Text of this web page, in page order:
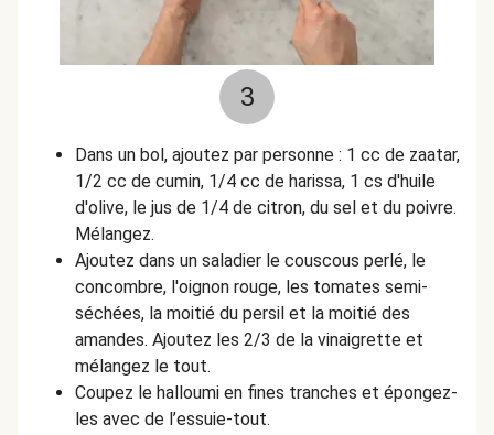
3
Dans un bol, ajoutez par personne : 1 cc de zaatar,
1/2 cc de cumin, 1/4 cc de harissa, 1 cs d'huile
d'olive, le jus de 1/4 de citron, du sel et du poivre.
Mélangez.
Ajoutez dans un saladier le couscous perlé, le
concombre, l'oignon rouge, les tomates semi-
séchées, la moitié du persil et la moitié des
amandes. Ajoutez les 2/3 de la vinaigrette et
mélangez le tout.
Coupez le halloumi en fines tranches et épongez-
les avec de l’essuie-tout.